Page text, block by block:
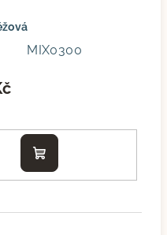
MIX0300
Do
košíku